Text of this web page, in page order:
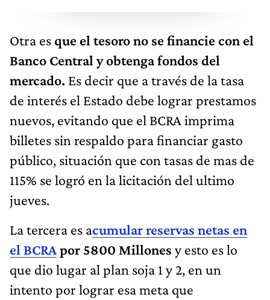
Otra es que el tesoro no se financie con el
Banco Central y obtenga fondos del
mercado. Es decir que a través de la tasa
de interés el Estado debe lograr prestamos
nuevos, evitando que el BCRA imprima
billetes sin respaldo para financiar gasto
público, situación que con tasas de mas de
115% se logró en la licitación del ultimo
jueves.
La tercera es acumular reservas netas en
el BCRApor 5800 Millones y esto es lo
que dio lugar al plan soja 1 y 2, en un
intento por lograr esa meta que